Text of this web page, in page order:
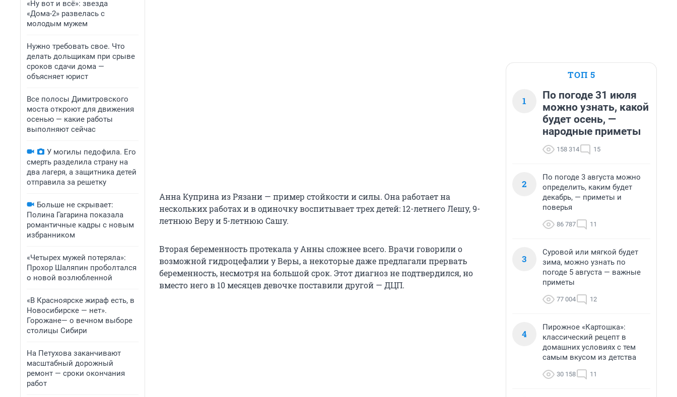
«Ну вот и всё»: звезда
«Дома-2» развелась с
молодым мужем
Нужно требовать свое. Что
делать дольщикам при срыве
сроков сдачи дома —
объясняет юрист
Все полосы Димитровского
моста откроют для движения
осенью — какие работы
выполняют сейчас
У могилы педофила. Его
смерть разделила страну на
два лагеря, а защитника детей
отправила за решетку
Больше не скрывает:
Полина Гагарина показала
романтичные кадры с новым
избранником
«Четырех мужей потеряла»:
Прохор Шаляпин проболтался
о новой возлюбленной
«В Красноярске жираф есть, в
Новосибирске — нет».
Горожане— о вечном выборе
столицы Сибири
На Петухова заканчивают
масштабный дорожный
ремонт — сроки окончания
работ
Анна Куприна из Рязани — пример стойкости и силы. Она работает на
нескольких работах и в одиночку воспитывает трех детей: 12-летнего Лешу, 9-
летнюю Веру и 5-летнюю Сашу.
Вторая беременность протекала у Анны сложнее всего. Врачи говорили о
возможной гидроцефалии у Веры, а некоторые даже предлагали прервать
беременность, несмотря на большой срок. Этот диагноз не подтвердился, но
вместо него в 10 месяцев девочке поставили другой — ДЦП.
ТОП 5
1
По погоде 31 июля
можно узнать, какой
будет осень, —
народные приметы
158 314 15
2
По погоде 3 августа можно
определить, каким будет
декабрь, — приметы и
поверья
86 787 11
3
Суровой или мягкой будет
зима, можно узнать по
погоде 5 августа — важные
приметы
77 004 12
4
Пирожное «Картошка»:
классический рецепт в
домашних условиях с тем
самым вкусом из детства
30 158 11